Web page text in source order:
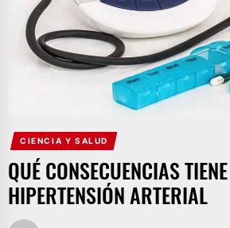
CIENCIA Y SALUD
QUÉ CONSECUENCIAS
HIPERTENSIÓN ARTERIAL